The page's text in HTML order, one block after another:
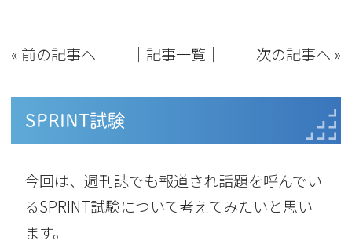
« 前の記事へ │記事一覧│ 次の記事へ »
SPRINT試験
今回は、週刊誌でも報道され話題を呼んでい
るSPRINT試験について考えてみたいと思い
ます。